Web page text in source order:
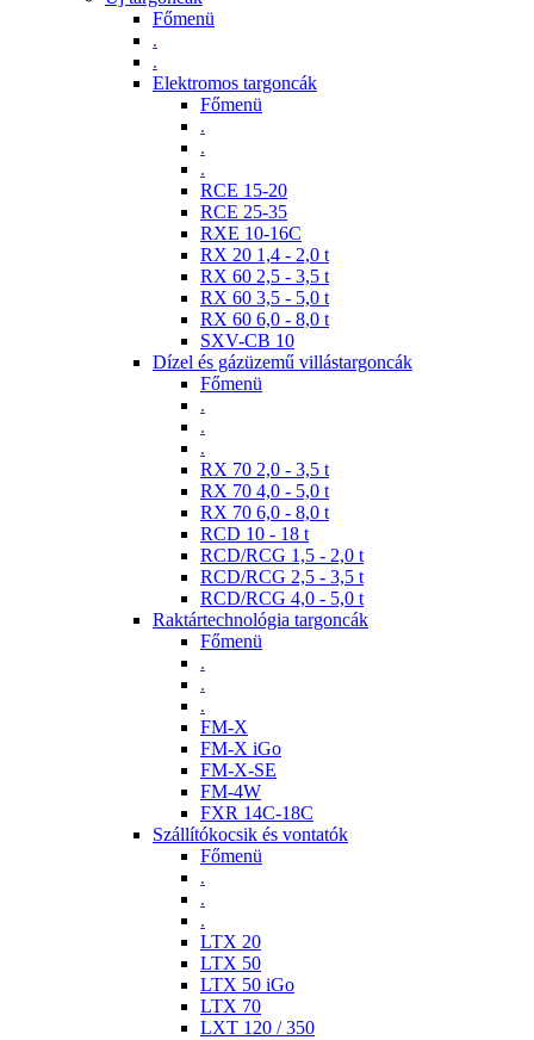
Főmenü
.
.
Elektromos targoncák
Főmenü
.
.
.
RCE 15-20
RCE 25-35
RXE 10-16C
RX 20 1,4 - 2,0 t
RX 60 2,5 - 3,5 t
RX 60 3,5 - 5,0 t
RX 60 6,0 - 8,0 t
SXV-CB 10
Dízel és gázüzemű villástargoncák
Főmenü
.
.
.
RX 70 2,0 - 3,5 t
RX 70 4,0 - 5,0 t
RX 70 6,0 - 8,0 t
RCD 10 - 18 t
RCD/RCG 1,5 - 2,0 t
RCD/RCG 2,5 - 3,5 t
RCD/RCG 4,0 - 5,0 t
Raktártechnológia targoncák
Főmenü
.
.
.
FM-X
FM-X iGo
FM-X-SE
FM-4W
FXR 14C-18C
Szállítókocsik és vontatók
Főmenü
.
.
.
LTX 20
LTX 50
LTX 50 iGo
LTX 70
LXT 120 / 350